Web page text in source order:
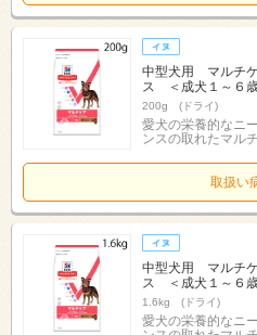
中型犬用 マルチ
ス ＜成犬１～６
200g (ドライ)
愛犬の栄養的なニ
ンスの取れたマル
取扱い
中型犬用 マルチ
ス ＜成犬１～６
1.6kg (ドライ)
愛犬の栄養的なニ